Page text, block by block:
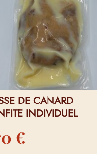
DE CANARD
INDIVIDUEL
€